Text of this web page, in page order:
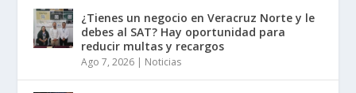
¿Tienes un negocio en Veracruz Norte y le
debes al SAT? Hay oportunidad para
reducir multas y recargos
Ago 7, 2026 | Noticias